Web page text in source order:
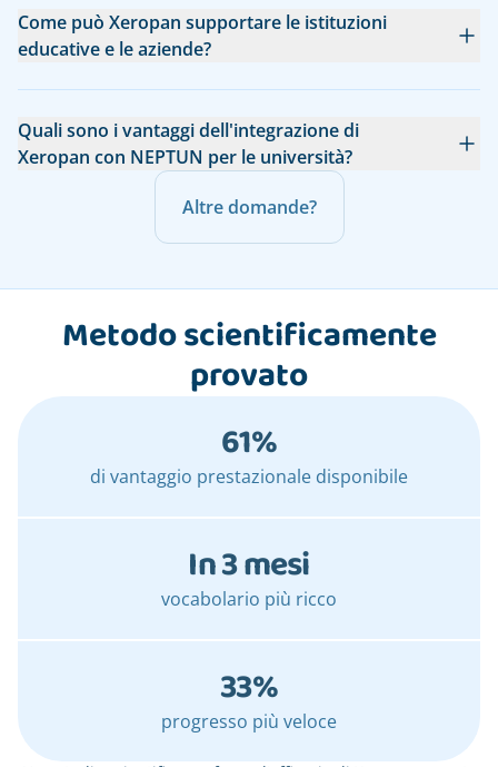
Come può Xeropan supportare le istituzioni
educative e le aziende?
Quali sono i vantaggi dell'integrazione di
Xeropan con NEPTUN per le università?
Altre domande?
Metodo scientificamente
provato
di vantaggio prestazionale disponibile
61%
vocabolario più ricco
In 3 mesi
progresso più veloce
33%